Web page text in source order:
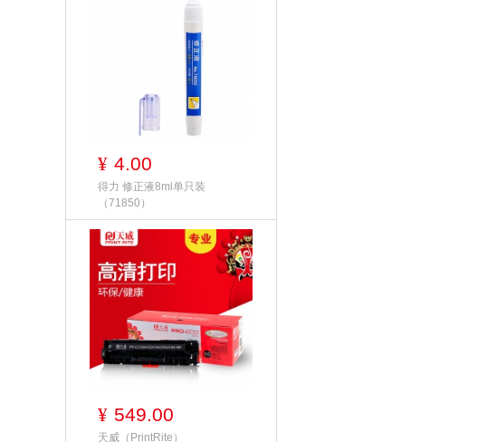
¥ 4.00
得力 修正液8ml单只装
（71850）
¥ 549.00
天威（PrintRite）